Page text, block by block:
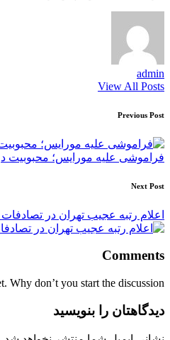
admin
View All Posts
Post
navigation
Previous Post
فراموشی علیه مورایس؛ محبوبیت
Next Post
اعلام رتبه عجیب تهران در
Comments
Why don’t you start the discussion?
دیدگاهتان را بنویسید